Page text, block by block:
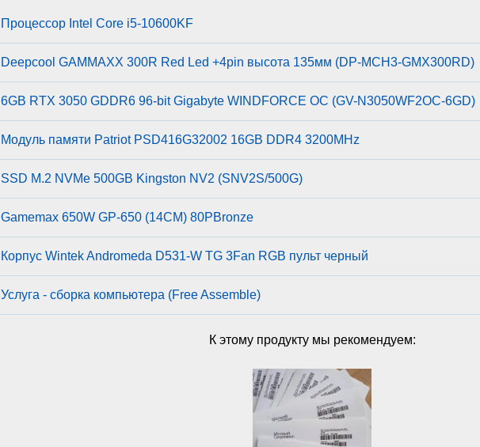
Процессор Intel Core i5-10600KF
Deepcool GAMMAXX 300R Red Led +4pin высота 135мм (DP-MCH3-GMX300RD)
6GB RTX 3050 GDDR6 96-bit Gigabyte WINDFORCE OC (GV-N3050WF2OC-6GD)
Модуль памяти Patriot PSD416G32002 16GB DDR4 3200MHz
SSD M.2 NVMe 500GB Kingston NV2 (SNV2S/500G)
Gamemax 650W GP-650 (14CM) 80PBronze
Корпус Wintek Andromeda D531-W TG 3Fan RGB пульт черный
Услуга - сборка компьютера (Free Assemble)
К этому продукту мы рекомендуем: